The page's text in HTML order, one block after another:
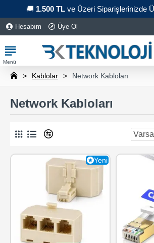
🚚 1.500 TLve Üzeri Siparişlerinizde
Hesabım Üye Ol
Kablolar Network Kabloları
Network Kabloları
Yeni